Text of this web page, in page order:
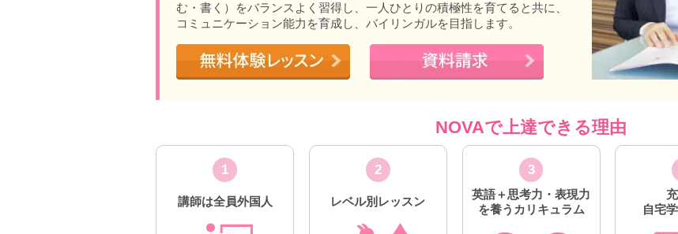
む・書く）をバランスよく習得し、一人ひとりの積極性を育てると共に、
コミュニケーション能力を育成し、バイリンガルを目指します。
NOVAで上達できる理由
1
講師は全員外国人
2
レベル別レッスン
3
英語＋思考力・表現力
を養うカリキュラム
自宅